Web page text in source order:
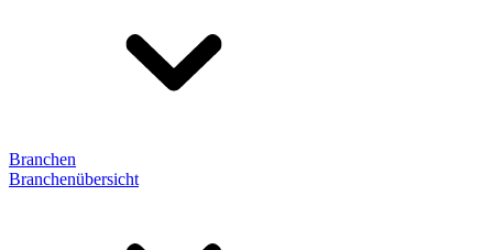
Branchen
Branchenübersicht